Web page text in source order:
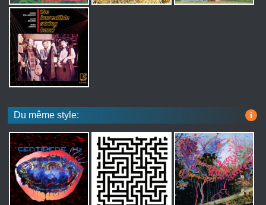
Du même style: i